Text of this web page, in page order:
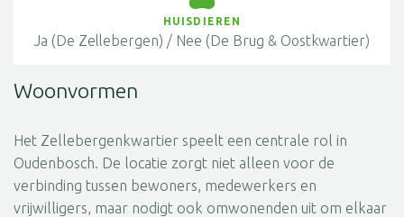
HUISDIEREN
Ja (De Zellebergen) / Nee (De Brug & Oostkwartier)
Woonvormen
Het Zellebergenkwartier speelt een centrale rol in
Oudenbosch. De locatie zorgt niet alleen voor de
verbinding tussen bewoners, medewerkers en
vrijwilligers, maar nodigt ook omwonenden uit om elkaar